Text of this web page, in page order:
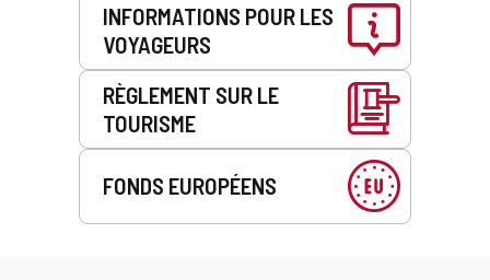
INFORMATIONS POUR LES
VOYAGEURS
RÈGLEMENT SUR LE
TOURISME
FONDS EUROPÉENS